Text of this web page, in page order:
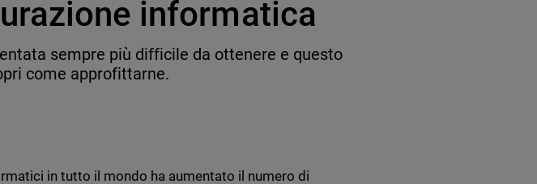
informatica
sempre più difficile da ottenere e questo
come approfittarne.
in tutto il mondo ha aumentato il numero di